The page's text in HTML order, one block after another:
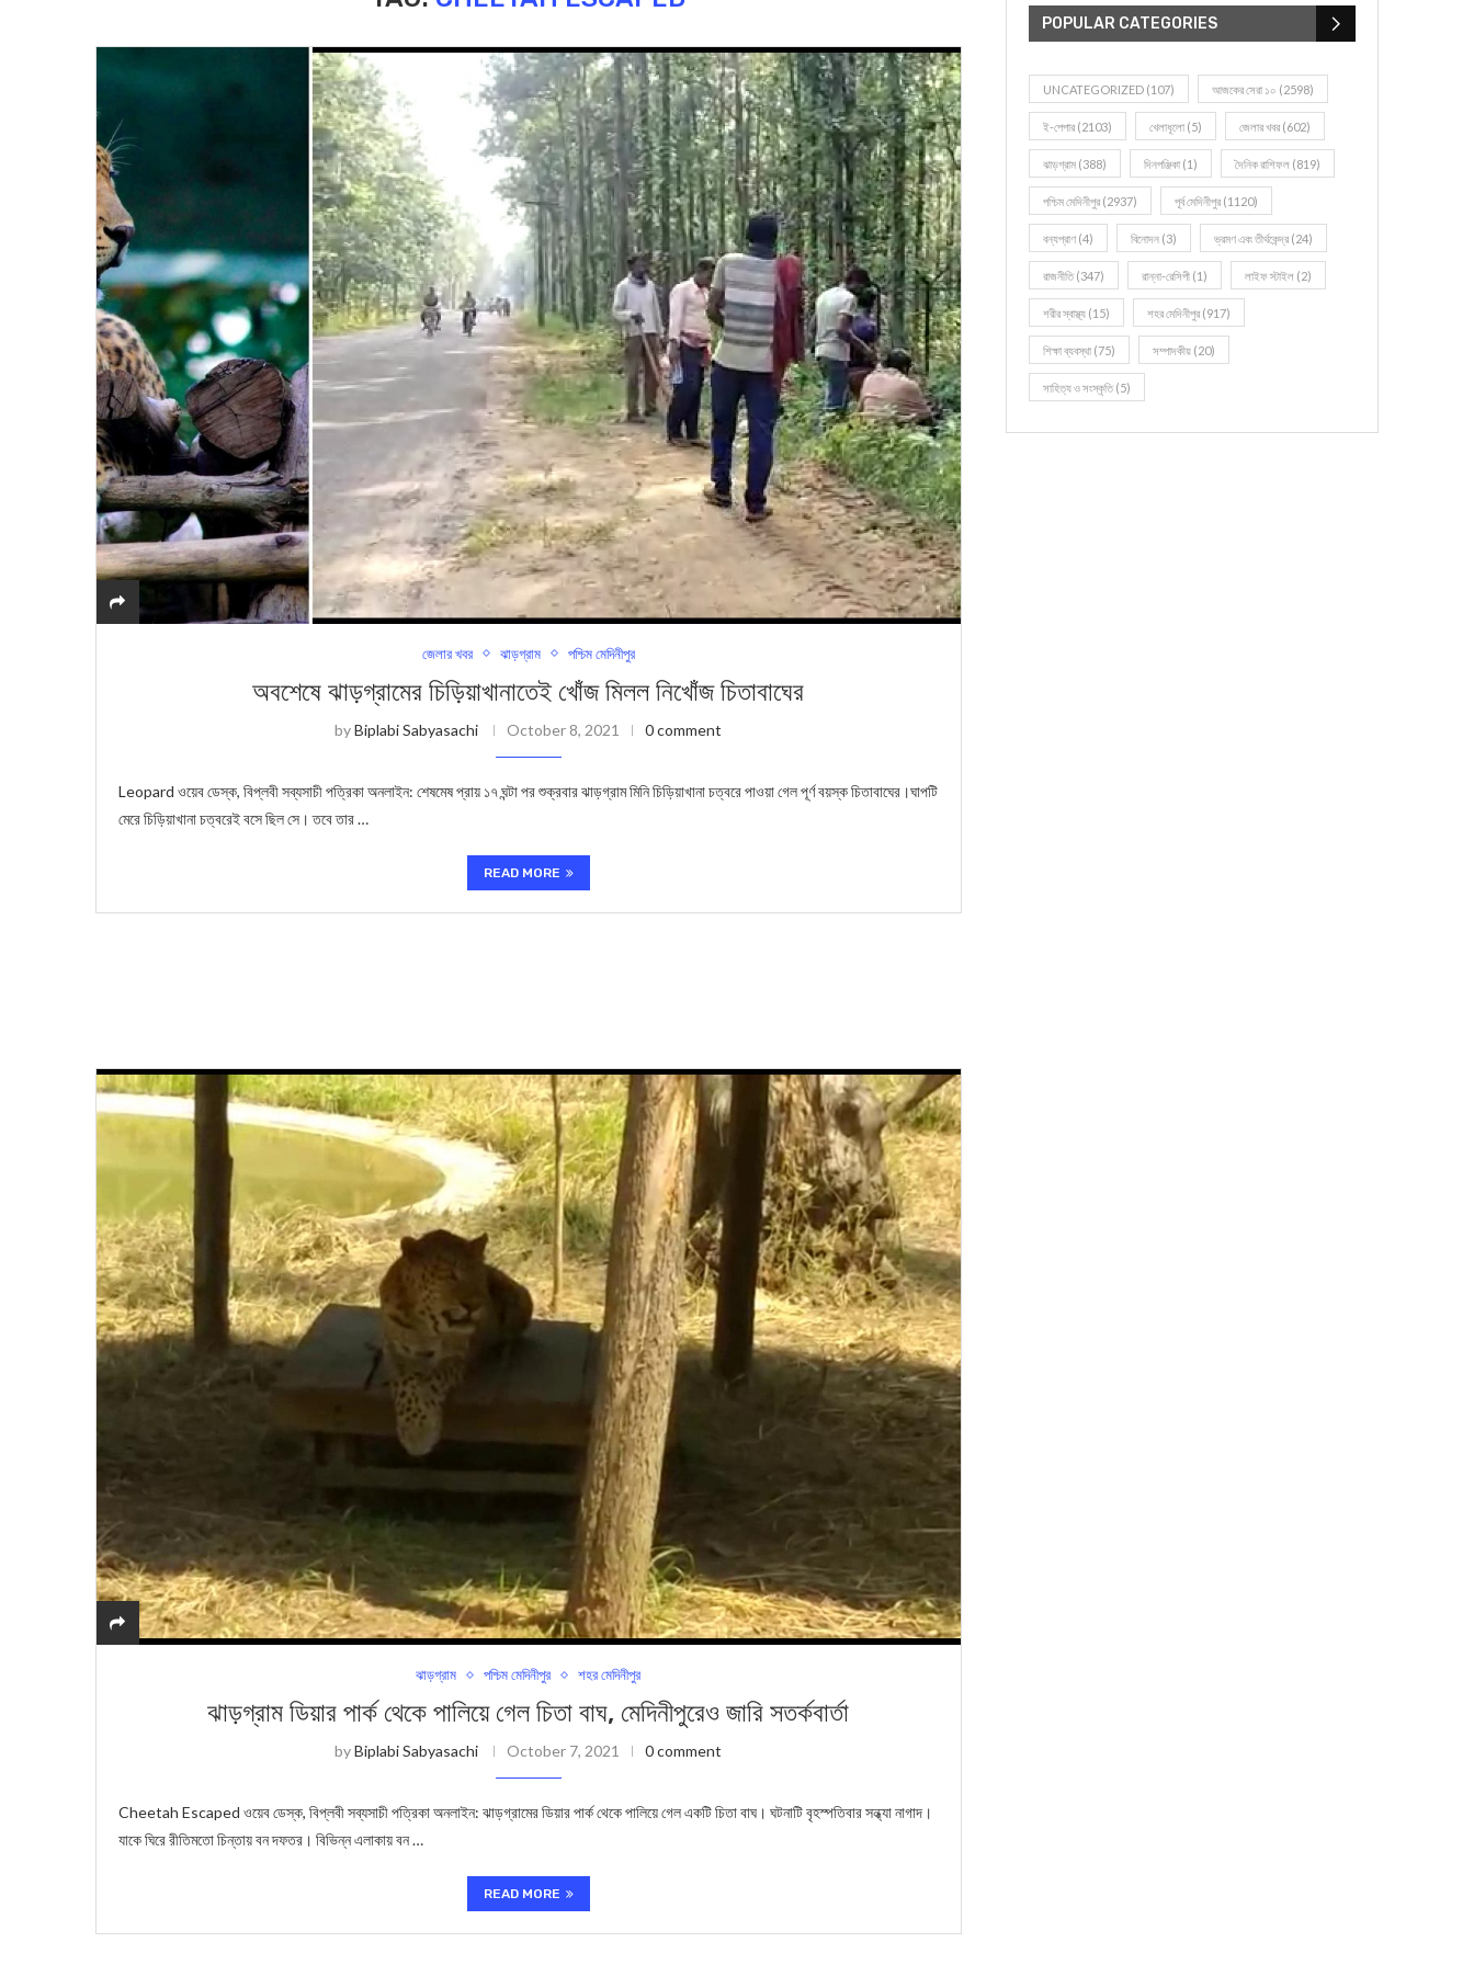
জেলার খবর ঝাড়গ্রাম পশ্চিম মেদিনীপুর
অবশেষে ঝাড়গ্রামের চিড়িয়াখানাতেই খোঁজ মিলল নিখোঁজ চিতাবাঘের
byBiplabi Sabyasachi October 8, 2021 0 comment
Leopard ওয়েব ডেস্ক, বিপ্লবী সব্যসাচী পত্রিকা অনলাইন: শেষমেষ প্রায় ১৭ ঘন্টা পর শুক্রবার ঝাড়গ্রাম মিনি চিড়িয়াখানা চত্বরে পাওয়া গেল পূর্ণ বয়স্ক চিতাবাঘের।ঘাপটি
মেরে চিড়িয়াখানা চত্বরেই বসে ছিল সে। তবে তার …
READ MORE
ঝাড়গ্রাম পশ্চিম মেদিনীপুর শহর মেদিনীপুর
ঝাড়গ্রাম ডিয়ার পার্ক থেকে পালিয়ে গেল চিতা বাঘ, মেদিনীপুরেও জারি সতর্কবার্তা
byBiplabi Sabyasachi October 7, 2021 0 comment
Cheetah Escaped ওয়েব ডেস্ক, বিপ্লবী সব্যসাচী পত্রিকা অনলাইন: ঝাড়গ্রামের ডিয়ার পার্ক থেকে পালিয়ে গেল একটি চিতা বাঘ। ঘটনাটি বৃহস্পতিবার সন্ধ্যা নাগাদ।
যাকে ঘিরে রীতিমতো চিন্তায় বন দফতর। বিভিন্ন এলাকায় বন …
READ MORE
POPULAR CATEGORIES
UNCATEGORIZED (107) আজকের সেরা ১০ (2598)
ই-পেপার (2103) খেলাধূলো (5) জেলার খবর (602)
ঝাড়গ্রাম (388) দিনপঞ্জিকা (1) দৈনিক রাশিফল (819)
পশ্চিম মেদিনীপুর (2937) পূর্ব মেদিনীপুর (1120)
বন্যপ্রাণ (4) বিনোদন (3) ভ্রমণ এবং তীর্থকেন্দ্র (24)
রাজনীতি(347) রান্না-রেসিপী (1) লাইফ স্টাইল (2)
শরীর স্বাস্থ্য (15) শহর মেদিনীপুর (917)
শিক্ষা ব্যবস্থা (75) সম্পাদকীয় (20)
সাহিত্য ও সংস্কৃতি(5)